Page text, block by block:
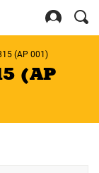
for:
(АР 001)
(АР